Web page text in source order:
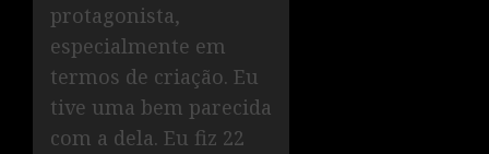
protagonista,
especialmente em
termos de criação. Eu
tive uma bem parecida
com a dela. Eu fiz 22